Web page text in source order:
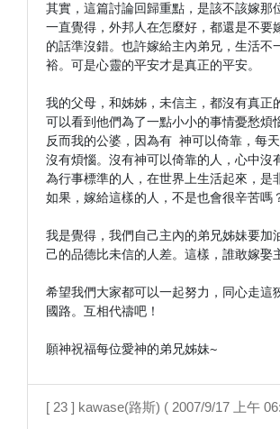
其實，這篇討論回歸重點，是該不該嫁那
一直覺得，外邦人在怎麼好，都還是不要
的話準沒錯。也許嫁給主內弟兄，生活不
裕。可是心靈的平安才是真正的平安。
我的父母，和姊姊，未信主，都沒有真正
可以看到他們為了一點小小的事情憂愁煩
反而我的公婆，因為有 神可以倚靠，每天
沒有煩惱。沒有神可以倚靠的人，心中沒
為行事標準的人，在世界上生活起來，是
如果，嫁給這樣的人，不是也會很辛苦嗎
我是覺得，我們自己主內的弟兄姊妹要加
己的品德比未信的人差。這樣，誰敢嫁娶
希望我們大家都可以一起努力，同心走這
國路。互相代禱吧！
願神祝福每位愛神的弟兄姊妹~
[ 23 ] kawase(路斯) ( 2007/9/17 上午